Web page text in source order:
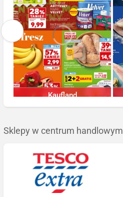
Kaufland
Ostatnie 24h
Sklepy w centrum handlowym